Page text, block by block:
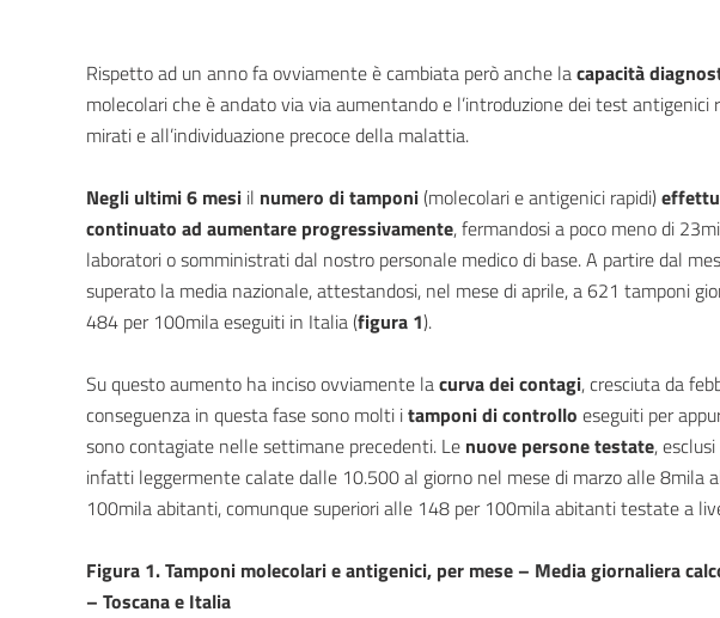
Rispetto ad un anno fa ovviamente è cambiata però anche lacapacità
molecolari che è andato via via aumentando e l’introduzione dei test antigenici
mirati e all’individuazione precoce della malattia.
Negli ultimi 6 mesi il numero di tamponi(molecolari e antigenici rapidi)
continuato ad aumentare progressivamente, fermandosi a poco meno di
laboratori o somministrati dal nostro personale medico di base. A partire dal
superato la media nazionale, attestandosi, nel mese di aprile, a 621 tamponi
484 per 100mila eseguiti in Italia (figura 1).
Su questo aumento ha inciso ovviamente lacurva dei contagi, cresciuta da
conseguenza in questa fase sono molti itamponi di controllo eseguiti per
sono contagiate nelle settimane precedenti. Le nuove persone testate,
infatti leggermente calate dalle 10.500 al giorno nel mese di marzo alle 8mila
100mila abitanti, comunque superiori alle 148 per 100mila abitanti testate a
Figura 1. Tamponi molecolari e antigenici, per mese – Media giornaliera
– Toscana e Italia